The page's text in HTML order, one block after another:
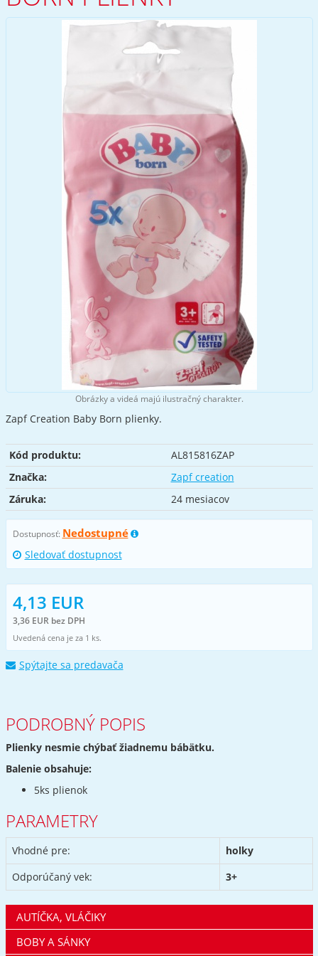
Obrázky a videá majú ilustračný charakter.
Zapf Creation Baby Born plienky.
Kód produktu:
AL815816ZAP
Značka:
Zapf creation
Záruka:
24 mesiacov
Dostupnosť: Nedostupné
Sledovať dostupnost
4,13 EUR
3,36 EUR bez DPH
Uvedená cena je za 1 ks.
Spýtajte sa predavača
PODROBNÝ POPIS
Plienky nesmie chýbať žiadnemu bábätku.
Balenie obsahuje:
5ks plienok
PARAMETRY
Vhodné pre:
holky
Odporúčaný vek:
3+
AUTÍČKA, VLÁČIKY
BOBY A SÁNKY